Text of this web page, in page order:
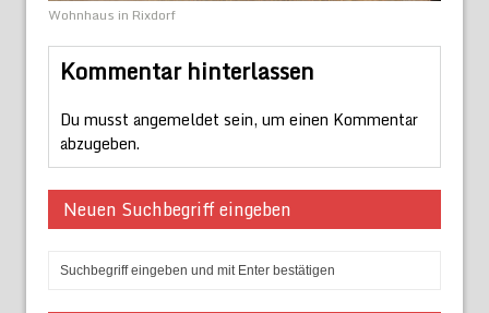
Wohnhaus in Rixdorf
Kommentar hinterlassen
Du musst angemeldet sein, um einen Kommentar
abzugeben.
Neuen Suchbegriff eingeben